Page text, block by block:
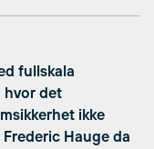
fullskala
hvor det
ikke
Hauge da